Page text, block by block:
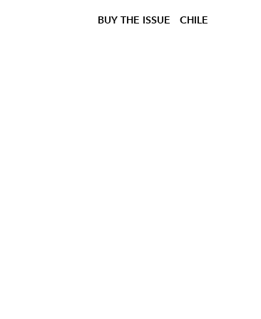
BUY THE ISSUE CHILE